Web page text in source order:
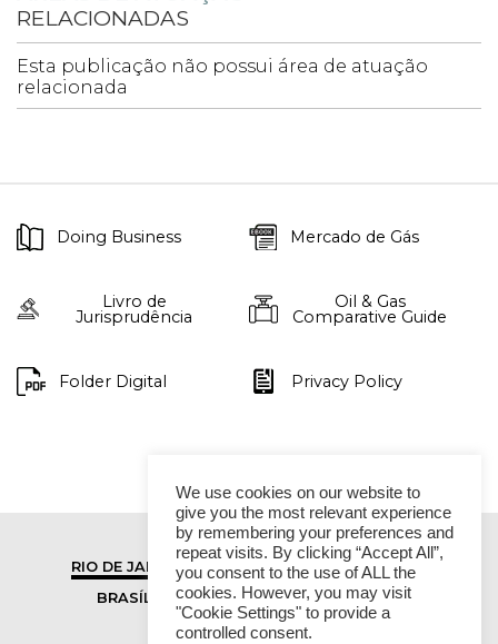
RELACIONADAS
Esta publicação não possui área de atuação
relacionada
Doing Business Mercado de Gás
Livro de
Jurisprudência
Oil & Gas
Comparative Guide
Folder Digital Privacy Policy
RIO DE JANEIRO
SÃO PAULO
BRASÍLIA
VITÓRIA
We use cookies on our website to
give you the most relevant experience
by remembering your preferences and
repeat visits. By clicking “Accept All”,
you consent to the use of ALL the
cookies. However, you may visit
"Cookie Settings" to provide a
controlled consent.